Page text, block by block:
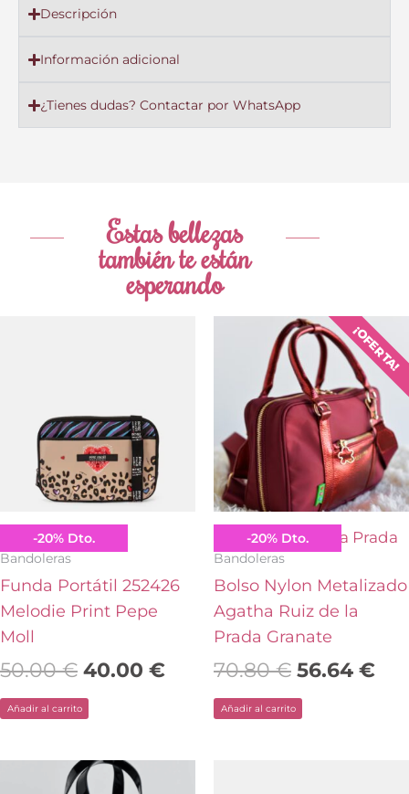
Descripción
Información adicional
¿Tienes dudas? Contactar por WhatsApp
Estas bellezas
también te están
esperando
¡OFERTA!
-20% Dto.
Pepe Moll
Bandoleras
Funda Portátil 252426
Melodie Print Pepe
Moll
50.00€
50.00 €.
40.00 €
40.00 €.
Añadir al carrito
-20% Dto.
Agatha Ruiz de la Prada
Bandoleras
Bolso Nylon Metalizado
Agatha Ruiz de la
Prada Granate
70.80€
El
precio
original
era:
70.80 €.
56.64 €
El
es:
Añadir al carrito
El